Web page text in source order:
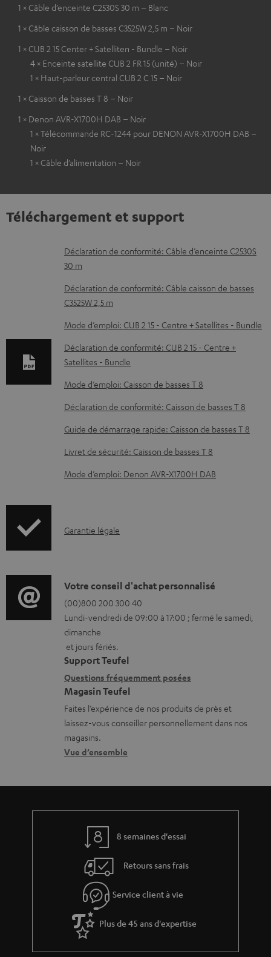
1 × Câble d’enceinte C2530S 30 m – Blanc
1 × Câble caisson de basses C3525W 2,5 m – Noir
1 × CUB 2 15 Center + Satelliten - Bundle – Noir
4 × Enceinte satellite CUB 2 FR 15 (unité) – Noir
1 × Haut-parleur central CUB 2 C 15 – Noir
1 × Caisson de basses T 8 – Noir
1 × Denon AVR-X1700H DAB – Noir
1 × Télécommande RC-1244 pour DENON AVR-X1700H DAB –
Noir
1 × Câble d’alimentation – Noir
Téléchargement et support
D
o
c
u
m
e
n
t
t
é
l
é
a
e
a
b
l
e
s
Déclaration de conformité: Câble d’enceinte C2530S
30 m
Déclaration de conformité: Câble caisson de basses
C3525W 2,5 m
Mode d’emploi: CUB 2 15 - Centre + Satellites - Bundle
Déclaration de conformité: CUB 2 15 - Centre +
Satellites - Bundle
Mode d’emploi: Caisson de basses T 8
Déclaration de conformité: Caisson de basses T 8
Guide de démarrage rapide: Caisson de basses T 8
Livret de sécurité: Caisson de basses T 8
Mode d’emploi: Denon AVR-X1700H DAB
I
o
r
m
a
t
i
o
n
s
r
l
a
Garantie légale
D
é
t
a
i
l
s
c
o
n
a
Votre conseil d'achat personnalisé
(00)800 200 300 40
Lundi-vendredi de 09:00 à 17:00 ; fermé le samedi,
dimanche
et jours fériés.
Support Teufel
Questions fréquemment posées
Magasin Teufel
Faites l’expérience de nos produits de près et
laissez-vous conseiller personnellement dans nos
magasins.
Vue d’ensemble
8 semaines d'essai
Retours sans frais
Service client à vie
Plus de 45 ans d'expertise